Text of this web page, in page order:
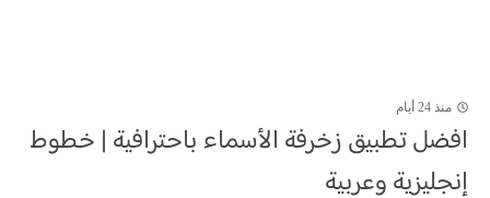
منذ 24 أيام
افضل تطبيق زخرفة الأسماء باحترافية | خطوط
إنجليزية وعربية